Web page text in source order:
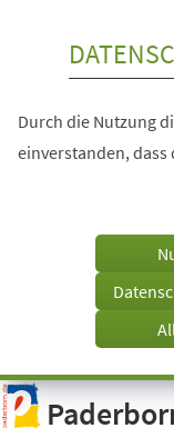
Visuelle
Assistenzsoftware
öffnen.
Durch die Nutzung
einverstanden, dass